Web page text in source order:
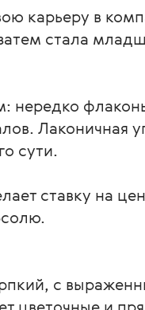
карьеру в
стала
нередко
Лаконичная
сути.
ставку на
с